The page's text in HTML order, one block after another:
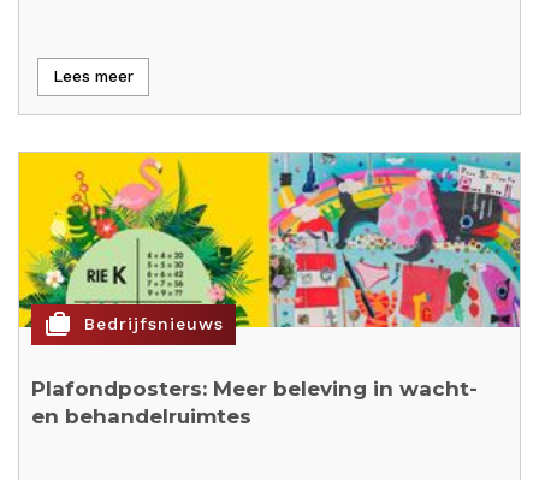
Lees meer
cases Bedrijfsnieuws
Plafondposters: Meer beleving in wacht-
en behandelruimtes